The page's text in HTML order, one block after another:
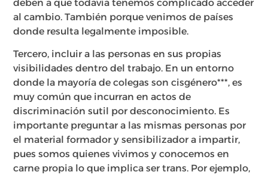
deben a que todavía tenemos complicado acceder
al cambio. También porque venimos de países
donde resulta legalmente imposible.
Tercero, incluir a las personas en sus propias
visibilidades dentro del trabajo. En un entorno
donde la mayoría de colegas son cisgénero***, es
muy común que incurran en actos de
discriminación sutil por desconocimiento. Es
importante preguntar a las mismas personas por
el material formador y sensibilizador a impartir,
pues somos quienes vivimos y conocemos en
carne propia lo que implica ser trans. Por ejemplo,